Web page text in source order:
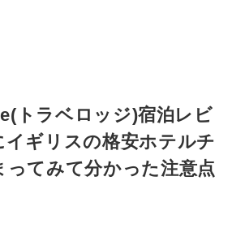
トラベロッジ)宿泊レビ
イギリスの格安ホテルチ
ってみて分かった注意点